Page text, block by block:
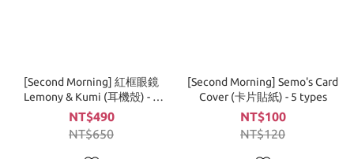
[Second Morning] 紅框眼鏡
Lemony & Kumi (耳機殼) - 2
types
NT$490
NT$650
[Second Morning] Semo's Card
Cover (卡片貼紙) - 5 types
NT$100
NT$120